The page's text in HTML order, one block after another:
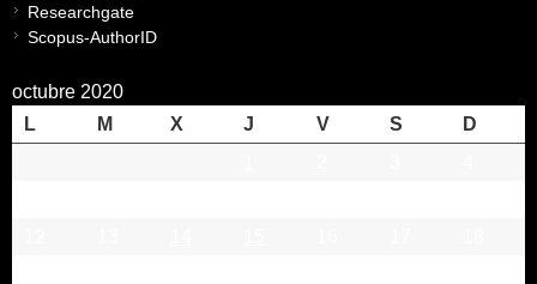
Researchgate
Scopus-AuthorID
octubre 2020
L
M X J V S
D